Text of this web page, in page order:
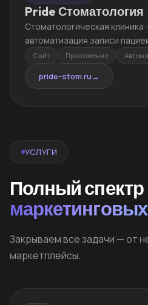
Pride Стоматология
Стоматологическая
автоматизация записи
Сайт Приложение
pride-stom.ru→
УСЛУГИ
Полный спектр
маркетинговых
Закрываем все задачи — от
маркетплейсы.